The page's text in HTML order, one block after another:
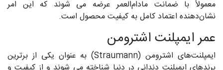
معمولاً با ضمانت مادام‌العمر عرضه می شوند که این امر
نشان‌دهنده اعتماد کامل به کیفیت محصول است.
عمر ایمپلنت‌ اشترومن
ایمپلنت‌های اشترومن (Straumann) به عنوان یکی از برترین